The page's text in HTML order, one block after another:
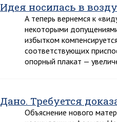
Идея носилась в
А теперь вернемся к
некоторыми
избытком
соответствующих
опорный плакат —
Дано. Требуется
Объяснение нового